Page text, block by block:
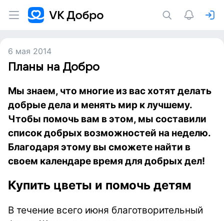
6 мая 2014
Планы на Добро
Мы знаем, что многие из вас хотят делать
добрые дела и менять мир к лучшему.
Чтобы помочь вам в этом, мы составили
список добрых возможностей на неделю.
Благодаря этому вы сможете найти в
своем календаре время для добрых дел!
Купить цветы и помочь детям
В течение всего июня благотворительный